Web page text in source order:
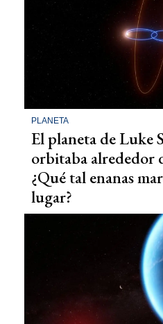
PLANETA
El planeta de Luke
orbitaba alrededor
¿Qué tal enanas
lugar?